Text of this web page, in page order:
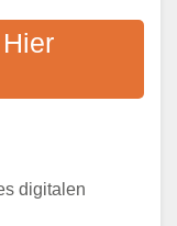
digitalen